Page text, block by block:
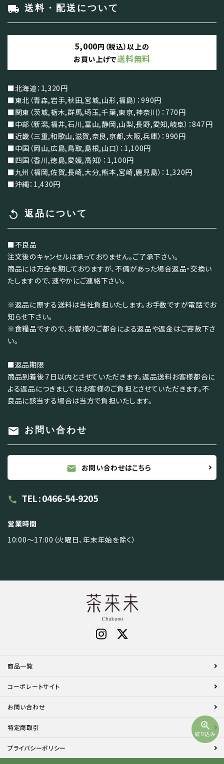
zoom_in
絞り込み
local_shipping 送料・配送について
5,000円（税込）以上の
お買い上げで送料無料
■北海道：1,320円
■東北（青森,岩手,秋田,宮城,山形,福島）：990円
■関東（茨城,栃木,群馬,埼玉,千葉,東京,神奈川）：770円
■中部（新潟,福井,石川,富山,静岡,山梨,長野,愛知,岐阜）：847円
■近畿（三重,和歌山,滋賀,奈良,京都,大阪,兵庫）：990円
■中国（岡山,広島,鳥取,島根,山口）：1,100円
■四国（香川,徳島,愛媛,高知）：1,100円
■九州（福岡,佐賀,長崎,大分,熊本,宮崎,鹿児島）：1,320円
■沖縄：1,430円
replay 返品について
■不良品
注文後のキャンセルは承っておりません。ご了承下さい。
商品には万全を期しておりますが、不備があった場合返品・交換い
たしますので、速やかにご連絡下さい。
※返品に際する送料は当社負担いたします。お手数ですが電話でお
知らせ下さい。
※食糧品ですので、お客様のご都合による返品や返金はご容赦下さ
い。
■返品期限
商品到着後７日以内とさせていただきます。返品送料お客様都合に
よる返品につきましてはお客様のご負担とさせていただきます。不
良品に該当する場合は当方で負担いたします。
mail お問い合わせ
mail お問い合わせはこちら
call TEL : 0466-54-9205
営業時間
10:00～17:00（火曜日、年末年始を除く）
商品一覧
コーポレートサイト
お問い合わせ
特定商取引
プライバシーポリシー